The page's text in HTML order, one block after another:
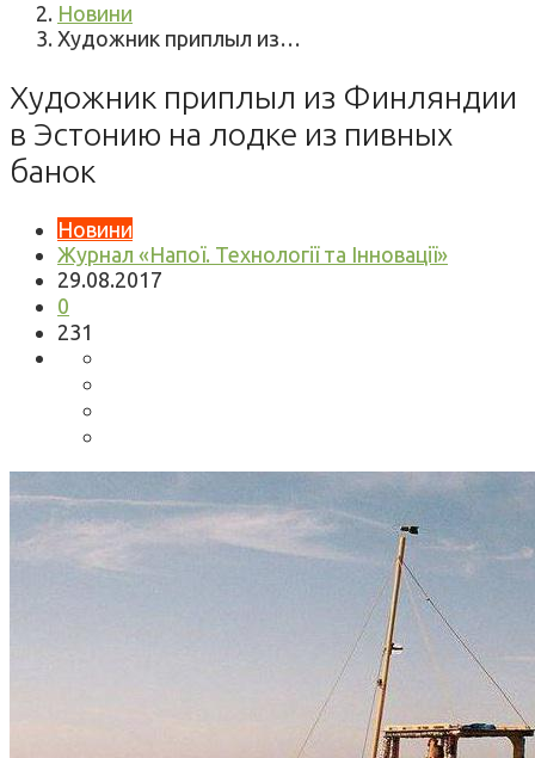
Новини
Художник приплыл из…
Художник приплыл из Финляндии
в Эстонию на лодке из пивных
банок
Новини
Журнал «Напої. Технології та Інновації»
29.08.2017
0
231